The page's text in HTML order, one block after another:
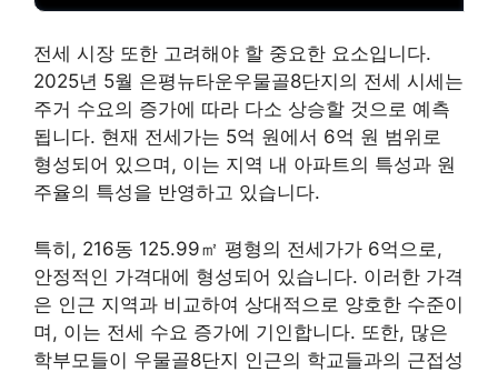
전세 시장 또한 고려해야 할 중요한 요소입니다.
2025년 5월 은평뉴타운우물골8단지의 전세 시세는
주거 수요의 증가에 따라 다소 상승할 것으로 예측
됩니다. 현재 전세가는 5억 원에서 6억 원 범위로
형성되어 있으며, 이는 지역 내 아파트의 특성과 원
주율의 특성을 반영하고 있습니다.
특히, 216동 125.99㎡ 평형의 전세가가 6억으로,
안정적인 가격대에 형성되어 있습니다. 이러한 가격
은 인근 지역과 비교하여 상대적으로 양호한 수준이
며, 이는 전세 수요 증가에 기인합니다. 또한, 많은
학부모들이 우물골8단지 인근의 학교들과의 근접성